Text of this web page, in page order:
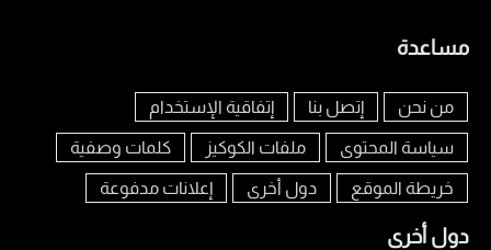
مساعدة
من نحن إتصل بنا إتفاقية الإستخدام
سياسة المحتوى ملفات الكوكيز كلمات وصفية
خريطة الموقع دول أخرى إعلانات مدفوعة
دول أخرى